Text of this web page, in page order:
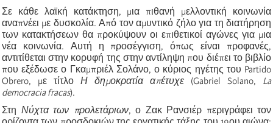
Σε κάθε λαϊκή κατάκτηση, μια πιθανή μελλοντική κοινωνία
αναπνέει με δυσκολία. Από τον αμυντικό ζήλο για τη διατήρηση
των κατακτήσεων θα προκύψουν οι επιθετικοί αγώνες για μια
νέα κοινωνία. Αυτή η προσέγγιση, όπως είναι προφανές,
αντιτίθεται στην κορυφή της στην αντίληψη που διέπει το βιβλίο
που εξέδωσε ο Γκαμπριέλ Σολάνο, ο κύριος ηγέτης του Partido
Obrero, με τίτλο Η δημοκρατία απέτυχε (Gabriel Solano, La
democracia fracas).
Στη Νύχτα των προλετάριων, ο Ζακ Ρανσιέρ περιγράφει τον